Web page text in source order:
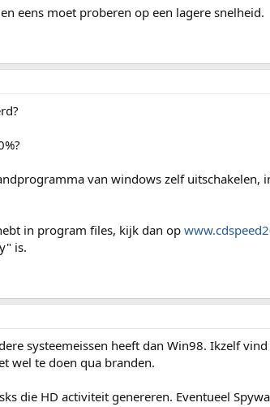
eens moet proberen op een lagere snelheid.
van windows zelf uitschakelen,
in program files, kijk dan op
is.
systeemeissen heeft dan Win98. Ikzelf
wel te doen qua branden.
die HD activiteit genereren. Eventueel